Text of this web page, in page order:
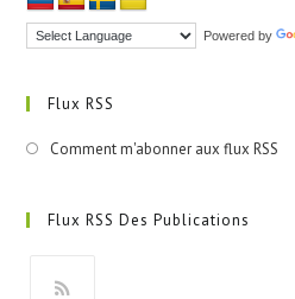
Powered by
Flux RSS
Comment m'abonner aux flux RSS
Flux RSS Des Publications